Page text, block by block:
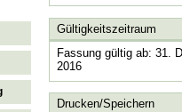
Gültigkeitszeitraum
Fassung gültig ab: 31.
2016
Drucken/Speichern